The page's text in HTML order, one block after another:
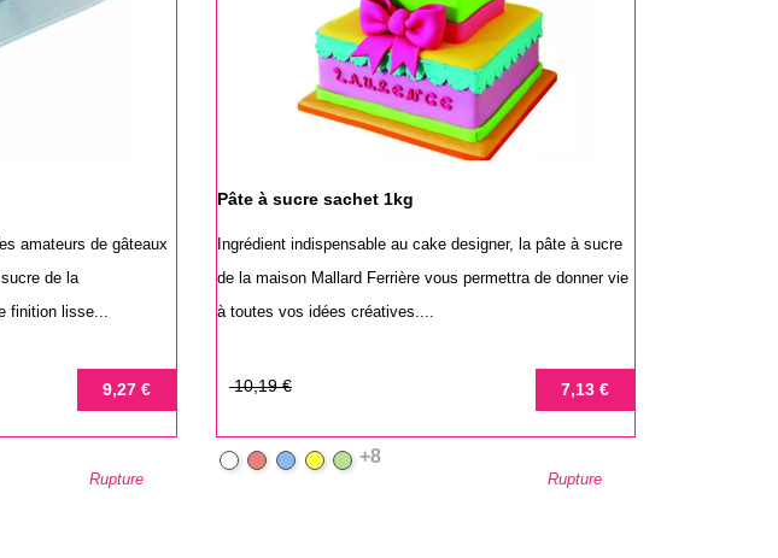
amateurs de gâteaux
de la
finition lisse...
9,27 €
Rupture
Pâte à sucre sachet 1kg
Ingrédient indispensable au cake designer, la pâte à sucre
de la maison Mallard Ferrière vous permettra de donner vie
à toutes vos idées créatives....
Prix
base
10,19 €
Prix 7,13 €
BlancRouge
BleuJauneVert
+8
Rupture